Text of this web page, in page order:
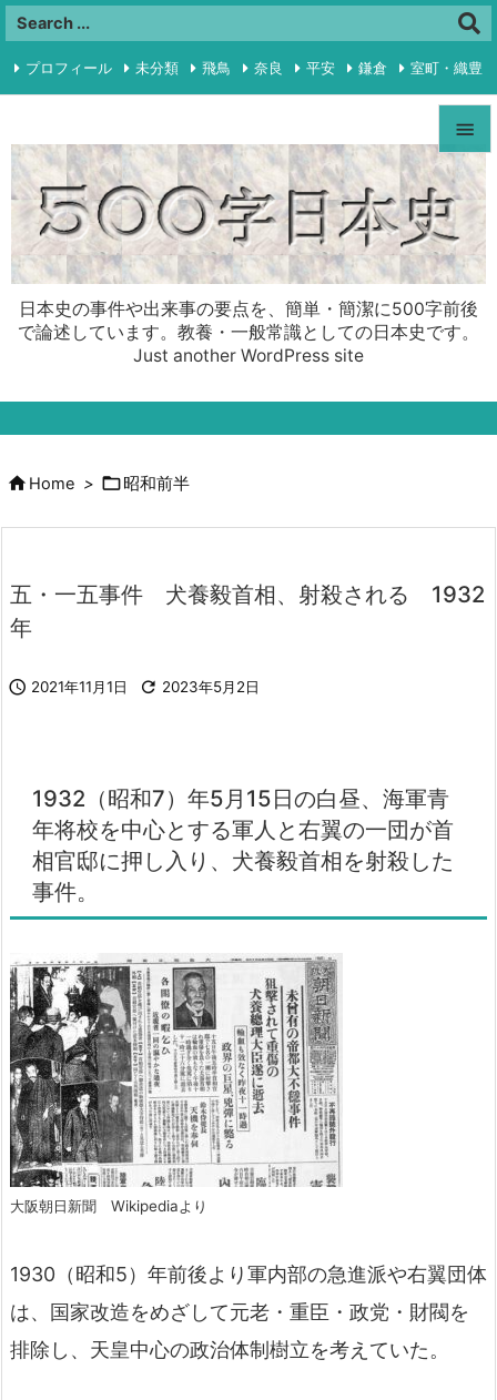
日本史の事件や出来事の要点を、簡単・簡潔に500字前後
で論述しています。教養・一般常識としての日本史です。
Just another WordPress site


Menu


Prev
プロフィール 未分類 飛鳥 奈良 平安 鎌倉 室町・織豊
RSS
Feedly
 Home > 昭和前半
五・一五事件 犬養毅首相、射殺される 1932
年
 2021年11月1日  2023年5月2日
1932（昭和7）年5月15日の白昼、海軍青
年将校を中心とする軍人と右翼の一団が首
相官邸に押し入り、犬養毅首相を射殺した
事件。
大阪朝日新聞 Wikipediaより
1930（昭和5）年前後より軍内部の急進派や右翼団体
は、国家改造をめざして元老・重臣・政党・財閥を
排除し、天皇中心の政治体制樹立を考えていた。